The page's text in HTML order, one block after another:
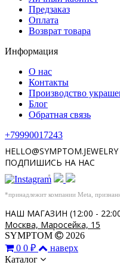
Предзаказ
Оплата
Возврат товара
Информация
О нас
Контакты
Производство
Блог
Обратная связь
+79990017243
HELLO@SYMPTOM.JEWELRY
ПОДПИШИСЬ НА НАС
*
*принадлежит компании Meta,
НАШ МАГАЗИН (12:00 -
Москва, Маросейка, 15
SYMPTOM
2026
0 0 ₽
наверх
Каталог